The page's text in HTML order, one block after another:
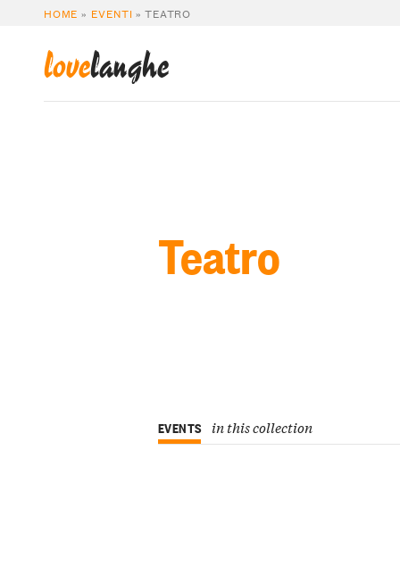
HOME » EVENTI »TEATRO
lovelanghe
Teatro
EVENTS in this collection